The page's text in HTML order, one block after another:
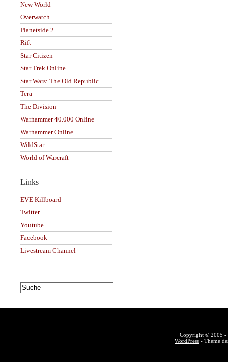
New World
Overwatch
Planetside 2
Rift
Star Citizen
Star Trek Online
Star Wars: The Old Republic
Tera
The Division
Warhammer 40.000 Online
Warhammer Online
WildStar
World of Warcraft
Links
EVE Killboard
Twitter
Youtube
Facebook
Livestream Channel
Copyright © 2005 -
WordPress - Theme